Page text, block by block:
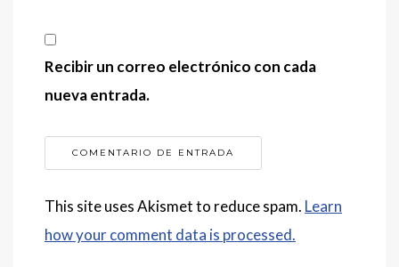
Recibir un correo electrónico con cada
nueva entrada.
This site uses Akismet to reduce spam. Learn
how your comment data is processed.